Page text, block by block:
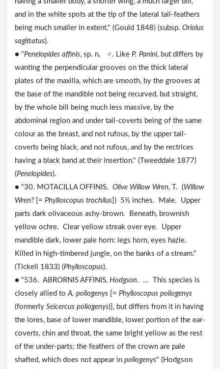
and in the white spots at the tip of the lateral tail-feathers
being much smaller in extent." (Gould 1848) (subsp. Oriolus
sagittatus).
● "Penelopides affinis, sp. n. ♂. Like P. Panini, but differs by
wanting the perpendicular grooves on the thick lateral
plates of the maxilla, which are smooth, by the grooves at
the base of the mandible not being recurved, but straight,
by the whole bill being much less massive, by the
abdominal region and under tail-coverts being of the same
colour as the breast, and not rufous, by the upper tail-
coverts being black, and not rufous, and by the rectrices
having a black band at their insertion." (Tweeddale 1877)
(Penelopides).
● "30. MOTACILLA OFFINIS. Olive Willow Wren, T. (Willow
Wren?
[= Phylloscopus trochilus ]) 5½ inches. Male. Upper
parts dark olivaceous ashy-brown. Beneath, brownish
yellow ochre. Clear yellow streak over eye. Upper
mandible dark, lower pale horn: legs horn, eyes hazle.
Killed in high-timbered jungle, on the banks of a stream."
(Tickell 1833) (Phylloscopus).
● "536. ABRORNIS AFFINIS, Hodgson. ... This species is
closely allied toA. poliogenys [= Phylloscopus poliogenys
(formerly Seicercus poliogenys)], but differs from it in having
the lores, base of lower mandible, lower portion of the ear-
coverts, chin and throat, the same bright yellow as the rest
of the under-parts; the feathers of the crown are pale
shafted, which does not appear in poliogenys" (Hodgson